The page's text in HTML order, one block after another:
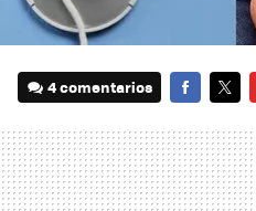
4 comentarios